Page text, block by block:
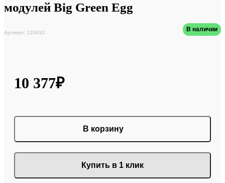
модулей Big Green Egg
Артикул: 120410 В наличии
10 377₽
В корзину
Купить в 1 клик